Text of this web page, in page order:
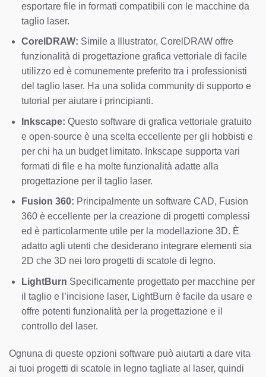
esportare file in formati compatibili con le macchine da
taglio laser.
CorelDRAW: Simile a Illustrator, CorelDRAW offre
funzionalità di progettazione grafica vettoriale di facile
utilizzo ed è comunemente preferito tra i professionisti
del taglio laser. Ha una solida community di supporto e
tutorial per aiutare i principianti.
Inkscape: Questo software di grafica vettoriale gratuito
e open-source è una scelta eccellente per gli hobbisti e
per chi ha un budget limitato. Inkscape supporta vari
formati di file e ha molte funzionalità adatte alla
progettazione per il taglio laser.
Fusion 360: Principalmente un software CAD, Fusion
360 è eccellente per la creazione di progetti complessi
ed è particolarmente utile per la modellazione 3D. È
adatto agli utenti che desiderano integrare elementi sia
2D che 3D nei loro progetti di scatole di legno.
LightBurn Specificamente progettato per macchine per
il taglio e l’incisione laser, LightBurn è facile da usare e
offre potenti funzionalità per la progettazione e il
controllo del laser.
Ognuna di queste opzioni software può aiutarti a dare vita
ai tuoi progetti di scatole in legno tagliate al laser, quindi